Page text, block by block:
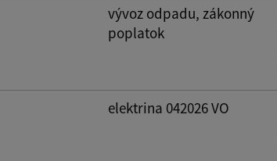
vývoz odpadu, zákonný
poplatok
elektrina 042026 VO